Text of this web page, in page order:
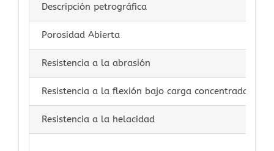
Descripción petrográfica
Porosidad Abierta
Resistencia a la abrasión
Resistencia a la flexión bajo carga concentrada
Resistencia a la helacidad